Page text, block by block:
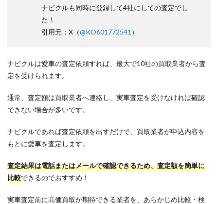
ナビクルも同時に登録して4社にしての査定でし
た！
引用元：X（@KO601772541 ）
ナビクルは愛車の査定依頼すれば、最大で10社の買取業者から査
定を受けられます。
通常、査定額は買取業者へ連絡し、実車査定を受けなければ確認
できない場合が多いです。
ナビクルであれば査定依頼を出すだけで、買取業者が申込内容を
もとに愛車を査定します。
査定結果は電話またはメールで確認できるため、査定額を簡単に
比較できるのでおすすめ！
実車査定前に高価買取が期待できる業者を、あらかじめ比較・検